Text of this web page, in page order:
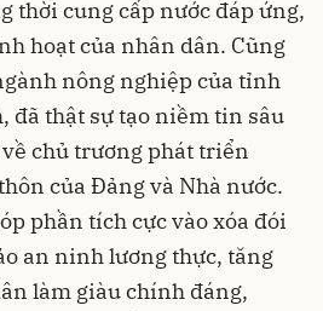
thời cung cấp nước đáp ứng,
hoạt của nhân dân. Cũng
nông nghiệp của tỉnh
đã thật sự tạo niềm tin sâu
chủ trương phát triển
của Đảng và Nhà nước.
phần tích cực vào xóa đói
an ninh lương thực, tăng
làm giàu chính đáng,